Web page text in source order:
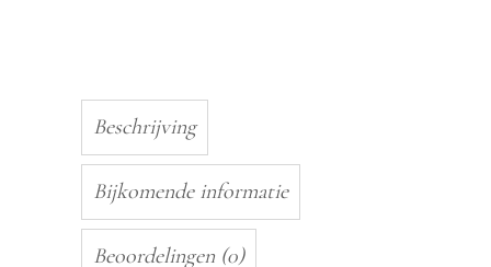
Beschrijving
Bijkomende informatie
Beoordelingen (0)